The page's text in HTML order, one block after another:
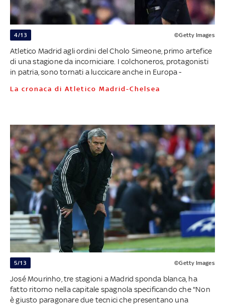
4/13 ©Getty Images
Atletico Madrid agli ordini del Cholo Simeone, primo artefice
di una stagione da incorniciare. I colchoneros, protagonisti
in patria, sono tornati a luccicare anche in Europa -
La cronaca di Atletico Madrid-Chelsea
5/13 ©Getty Images
José Mourinho, tre stagioni a Madrid sponda blanca, ha
fatto ritorno nella capitale spagnola specificando che "Non
è giusto paragonare due tecnici che presentano una